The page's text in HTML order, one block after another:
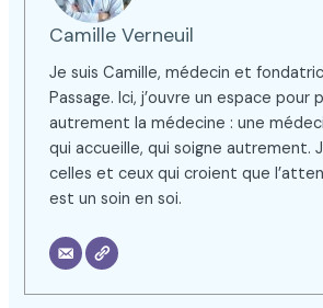
Camille Verneuil
Je suis Camille, médecin et
Passage. Ici, j’ouvre un espace pour
autrement la médecine : une
qui accueille, qui soigne autrement.
celles et ceux qui croient que
est un soin en soi.